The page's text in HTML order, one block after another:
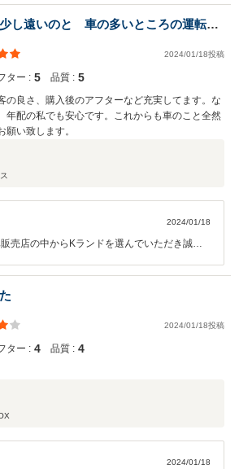
スやお車の事でご不明な点等ございましたら
くださいませ！
し遠いのと 車の多いところの運転は
2024/01/18投稿
ター : 5 品質 : 5
の良さ、購入後のアフターなど充実してます。な
年配の私でも安心です。これからも車のこと全然
い致します。
ス
2024/01/18
売店の中からKランドを選んでいただき誠に
も遠方からご来店頂き、ありがとうございま
スやお車の事でご不明な点等ございました
さいませ！
2024/01/18投稿
ター : 4 品質 : 4
2024/01/18